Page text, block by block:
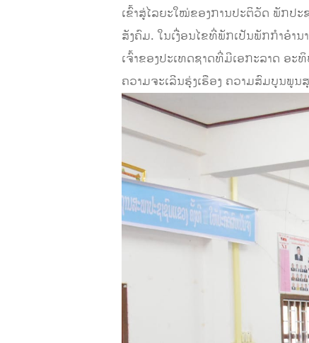
ເຂົ້າສູ່ໄລຍະໃໝ່ຂອງການປະຕິວັດ ພັກປ
ສັງຄົມ. ໃນເງື່ອນໄຂທີ່ພັກເປັນພັກກຳອຳ
ເຈົ້າຂອງປະເທດຊາດທີ່ມີເອກະລາດ ອະ
ຄວາມຈະເລີນຮຸ່ງເຮືອງ ຄວາມສົມບູນພູນ